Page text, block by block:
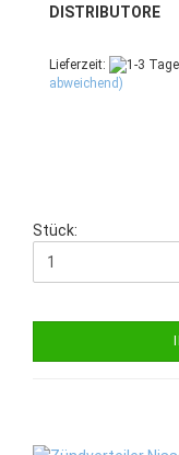
DISTRIBUTORE
Lieferzeit:
abweichend)
Stück: